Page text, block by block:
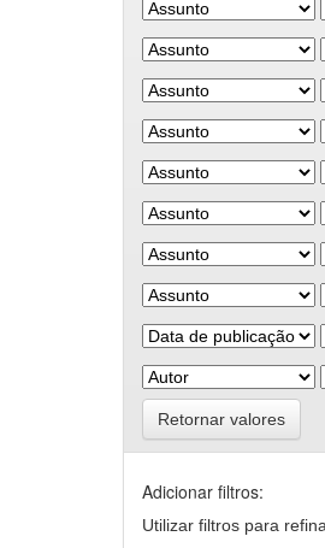
Retornar valores
Adicionar filtros:
Utilizar filtros para